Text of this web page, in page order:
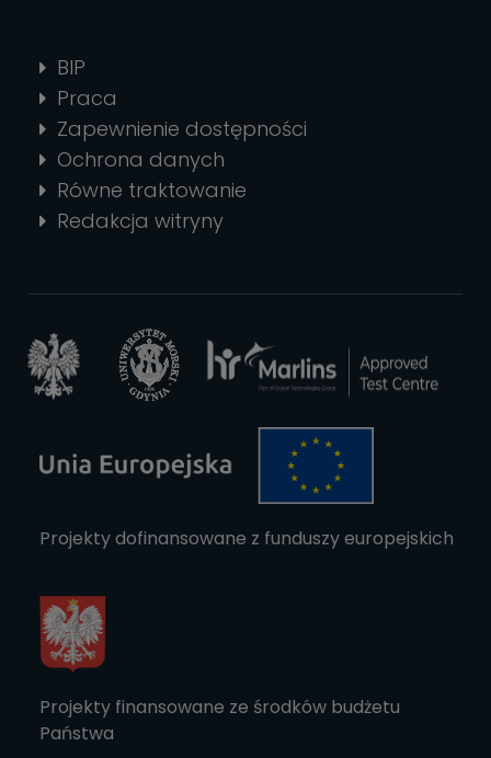
BIP
Praca
Zapewnienie dostępności
Ochrona danych
Równe traktowanie
Redakcja witryny
Projekty dofinansowane z funduszy europejskich
Projekty finansowane ze środków budżetu
Państwa